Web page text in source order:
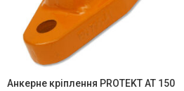
Анкерне кріплення PROTEKT AT 150